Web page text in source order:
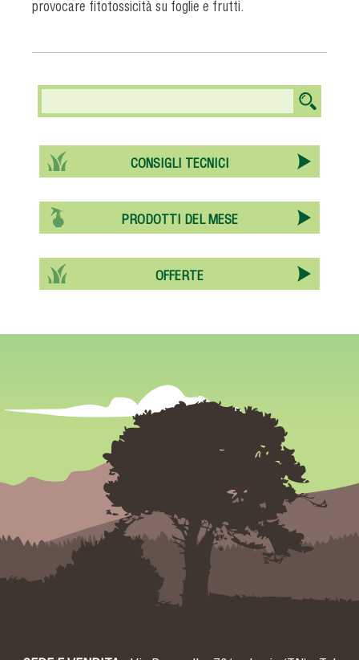
provocare fitotossicità su foglie e frutti.
CONSIGLI TECNICI
PRODOTTI DEL MESE
OFFERTE